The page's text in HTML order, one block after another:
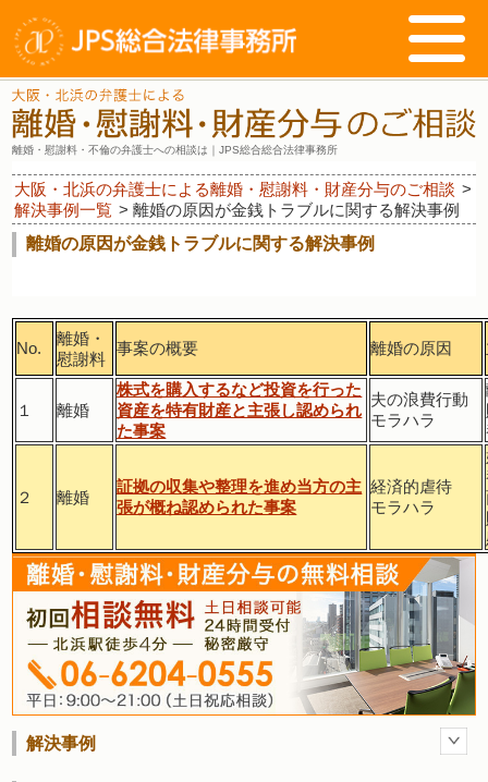
離婚・慰謝料・不倫の弁護士への相談は｜JPS総合総合法律事務所
大阪・北浜の弁護士による離婚・慰謝料・財産分与のご相談 >
解決事例一覧 >離婚の原因が金銭トラブルに関する解決事例
離婚の原因が金銭トラブルに関する解決事例
No.
離婚・
慰謝料
事案の概要 離婚の原因
１ 離婚
株式を購入するなど投資を行った
資産を特有財産と主張し認められ
た事案
夫の浪費行動
モラハラ
２ 離婚
証拠の収集や整理を進め当方の主
張が概ね認められた事案
経済的虐待
モラハラ
解決事例